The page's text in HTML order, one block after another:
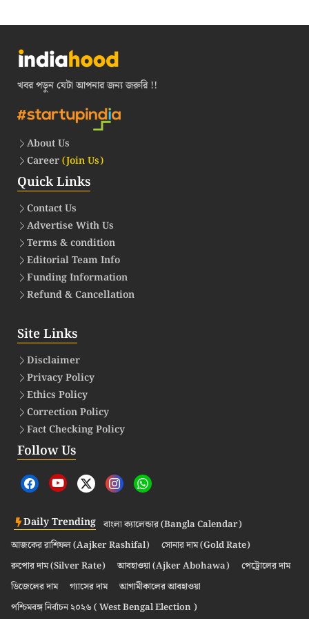
খবর পড়ুন যেটা আপনার জন্য জরুরি !!
About Us
Career(Join Us)
Quick Links
Contact Us
Advertise With Us
Terms & condition
Editorial Team Info
Funding Information
Refund & Cancellation
Site Links
Disclaimer
Privacy Policy
Ethics Policy
Correction Policy
Fact Checking Policy
Follow Us
Daily Trending বাংলা ক্যালেন্ডার (Bangla Calendar)
আজকের রাশিফল (Aajker Rashifal)
সোনার দাম (Gold Rate)
রুপোর দাম (Silver Rate)
আবহাওয়া (Ajker Abohawa)
পেট্রোলের দাম
ডিজেলের দাম
গ্যাসের দাম
আগামীকালের আবহাওয়া
পশ্চিমবঙ্গ নির্বাচন ২০২৬ ( West Bengal Election )